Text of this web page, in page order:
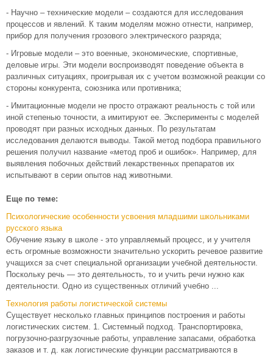
- Научно – технические модели – создаются для исследования
процессов и явлений. К таким моделям можно отнести, например,
прибор для получения грозового электрического разряда;
- Игровые модели – это военные, экономические, спортивные,
деловые игры. Эти модели воспроизводят поведение объекта в
различных ситуациях, проигрывая их с учетом возможной реакции со
стороны конкурента, союзника или противника;
- Имитационные модели не просто отражают реальность с той или
иной степенью точности, а имитируют ее. Эксперименты с моделей
проводят при разных исходных данных. По результатам
исследования делаются выводы. Такой метод подбора правильного
решения получил название «метод проб и ошибок». Например, для
выявления побочных действий лекарственных препаратов их
испытывают в серии опытов над животными.
Еще по теме:
Психологические особенности усвоения младшими школьниками
русского языка
Обучение языку в школе - это управляемый процесс, и у учителя
есть огромные возможности значительно ускорить речевое развитие
учащихся за счет специальной организации учебной деятельности.
Поскольку речь — это деятельность, то и учить речи нужно как
деятельности. Одно из существенных отличий учебно ...
Технология работы логистической системы
Существует несколько главных принципов построения и работы
логистических систем. 1. Системный подход. Транспортировка,
погрузочно-разгрузочные работы, управление запасами, обработка
заказов и т. д. как логистические функции рассматриваются в